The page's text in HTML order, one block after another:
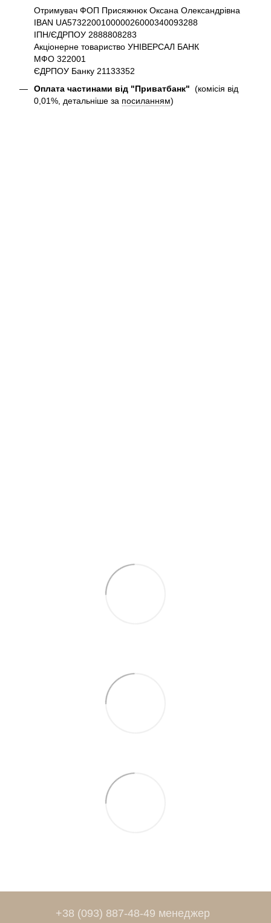
Отримувач ФОП Присяжнюк Оксана Олександрівна
IBAN UA573220010000026000340093288
ІПН/ЄДРПОУ 2888808283
Акціонерне товариство УНІВЕРСАЛ БАНК
МФО 322001
ЄДРПОУ Банку 21133352
Оплата частинами від "Приватбанк" (комісія від
0,01%, детальніше за посиланням)
+38 (093) 887-48-49 менеджер